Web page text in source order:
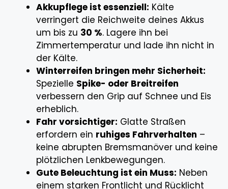
Akkupflege ist essenziell: Kälte
verringert die Reichweite deines Akkus
um bis zu 30 %. Lagere ihn bei
Zimmertemperatur und lade ihn nicht in
der Kälte.
Winterreifen bringen mehr Sicherheit:
Spezielle Spike- oder Breitreifen
verbessern den Grip auf Schnee und Eis
erheblich.
Fahr vorsichtiger: Glatte Straßen
erfordern ein ruhiges Fahrverhalten –
keine abrupten Bremsmanöver und keine
plötzlichen Lenkbewegungen.
Gute Beleuchtung ist ein Muss: Neben
einem starken Frontlicht und Rücklicht